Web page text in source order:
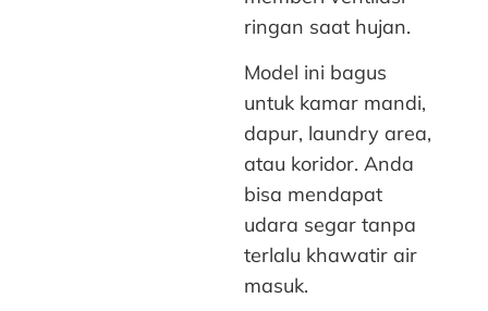
ringan saat hujan.
Model ini bagus
untuk kamar mandi,
dapur, laundry area,
atau koridor. Anda
bisa mendapat
udara segar tanpa
terlalu khawatir air
masuk.